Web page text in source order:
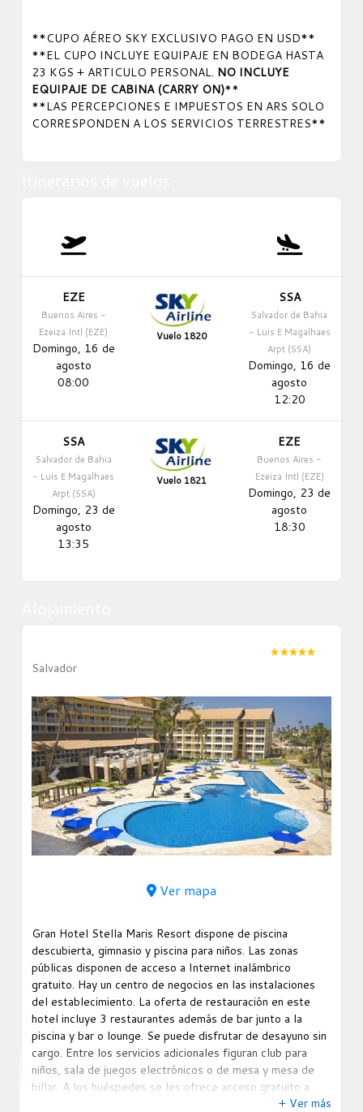
**CUPO AÉREO SKY EXCLUSIVO PAGO EN USD**
**EL CUPO INCLUYE EQUIPAJE EN BODEGA HASTA
23 KGS + ARTICULO PERSONAL. NO INCLUYE
EQUIPAJE DE CABINA (CARRY ON)**
**LAS PERCEPCIONES E IMPUESTOS EN ARS SOLO
CORRESPONDEN A LOS SERVICIOS TERRESTRES**
EZE
Buenos Aires -
Ezeiza Intl (EZE)
Domingo, 16 de
agosto
08:00
Vuelo 1820
SSA
Salvador de Bahia
- Luis E Magalhaes
Arpt (SSA)
Domingo, 16 de
agosto
12:20
SSA
Salvador de Bahia
- Luis E Magalhaes
Arpt (SSA)
Domingo, 23 de
agosto
13:35
Vuelo 1821
EZE
Buenos Aires -
Ezeiza Intl (EZE)
Domingo, 23 de
agosto
18:30
Salvador
Previous Next
Ver mapa
Gran Hotel Stella Maris Resort dispone de piscina
descubierta, gimnasio y piscina para niños. Las zonas
públicas disponen de acceso a Internet inalámbrico
gratuito. Hay un centro de negocios en las instalaciones
del establecimiento. La oferta de restauración en este
hotel incluye 3 restaurantes además de bar junto a la
piscina y bar o lounge. Se puede disfrutar de desayuno sin
cargo. Entre los servicios adicionales figuran club para
niños, sala de juegos electrónicos o de mesa y mesa de
billar. A los huéspedes se les ofrece acceso gratuito a
servicio de transporte al aeropuerto . El parking o+ Ver más